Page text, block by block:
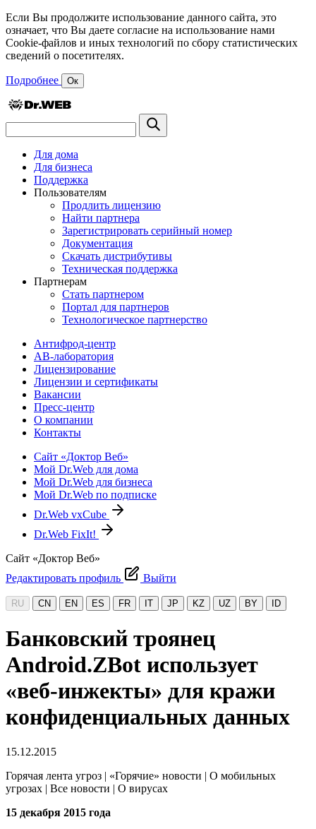
Если Вы продолжите использование данного сайта, это
означает, что Вы даете согласие на использование нами
Cookie-файлов и иных технологий по сбору статистических
сведений о посетителях.
Подробнее Ок
Для дома
Для бизнеса
Поддержка
Пользователям
Продлить лицензию
Найти партнера
Зарегистрировать серийный номер
Документация
Скачать дистрибутивы
Техническая поддержка
Партнерам
Стать партнером
Портал для партнеров
Технологическое партнерство
Антифрод-центр
АВ-лаборатория
Лицензирование
Лицензии и сертификаты
Вакансии
Пресс-центр
О компании
Контакты
Сайт «Доктор Веб»
Мой Dr.Web для дома
Мой Dr.Web для бизнеса
Мой Dr.Web по подписке
Dr.Web vxCube
Dr.Web FixIt!
Сайт «Доктор Веб»
Редактировать профиль
Выйти
RU CN EN ES FR IT JP KZ UZ BY ID
Банковский троянец
Android.ZBot использует
«веб-инжекты» для кражи
конфиденциальных данных
15.12.2015
Горячая лента угроз | «Горячие» новости | О мобильных
угрозах | Все новости | О вирусах
15 декабря 2015 года